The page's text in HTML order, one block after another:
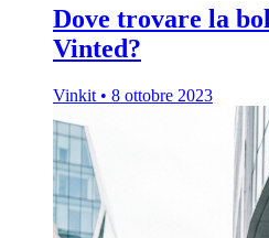
Dove trovare la
Vinted?
Vinkit • 8 ottobre 2023